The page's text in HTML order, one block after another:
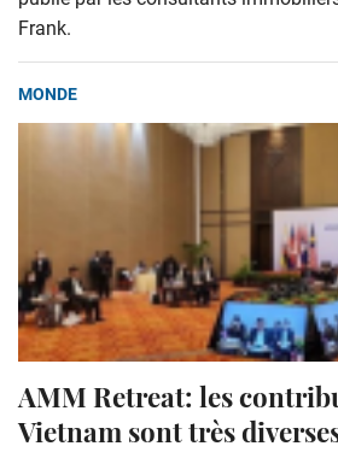
Frank.
MONDE
AMM Retreat: les
Vietnam sont très